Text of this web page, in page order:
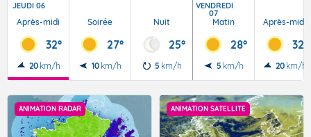
JEUDI 06
Après-midi
32°
20 km/h
Soirée
27°
10 km/h
Nuit
25°
5 km/h
VENDREDI
07
Matin
28°
5 km/h
Après-midi
32°
20 km/h
ANIMATION RADAR ANIMATION SATELLITE